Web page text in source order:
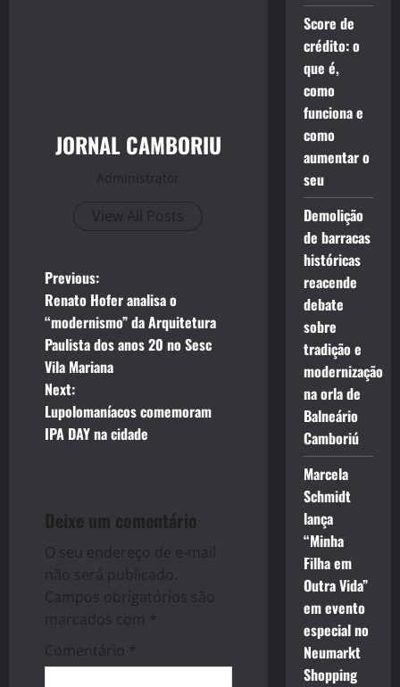
JORNAL CAMBORIU
Administrator
View All Posts
P
o
s
t
n
v
i
g
a
t
Previous:
Renato Hofer analisa o
“modernismo” da Arquitetura
Paulista dos anos 20 no Sesc
Vila Mariana
Next:
Lupolomaníacos comemoram
IPA DAY na cidade
Deixe um comentário
O seu endereço de e-mail
não será publicado.
Campos obrigatórios são
marcados com *
Comentário *
Score de
crédito: o
que é,
como
funciona e
como
aumentar o
seu
Demolição
de barracas
históricas
reacende
debate
sobre
tradição e
modernização
na orla de
Balneário
Camboriú
Marcela
Schmidt
lança
“Minha
Filha em
Outra Vida”
em evento
especial no
Neumarkt
Shopping